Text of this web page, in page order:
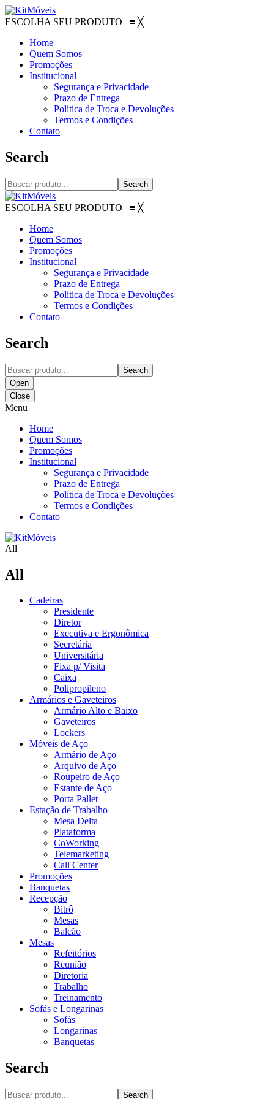
ESCOLHA SEU PRODUTO ≡ ╳
Home
Quem Somos
Promoções
Institucional
Segurança e Privacidade
Prazo de Entrega
Política de Troca e Devoluções
Termos e Condições
Contato
Search
Search
ESCOLHA SEU PRODUTO ≡ ╳
Home
Quem Somos
Promoções
Institucional
Segurança e Privacidade
Prazo de Entrega
Política de Troca e Devoluções
Termos e Condições
Contato
Search
Search
Open
Close
Menu
Home
Quem Somos
Promoções
Institucional
Segurança e Privacidade
Prazo de Entrega
Política de Troca e Devoluções
Termos e Condições
Contato
All
All
Cadeiras
Presidente
Diretor
Executiva e Ergonômica
Secretária
Universitária
Fixa p/ Visita
Caixa
Polipropileno
Armários e Gaveteiros
Armário Alto e Baixo
Gaveteiros
Lockers
Móveis de Aço
Armário de Aço
Arquivo de Aço
Roupeiro de Aço
Estante de Aço
Porta Pallet
Estação de Trabalho
Mesa Delta
Plataforma
CoWorking
Telemarketing
Call Center
Promoções
Banquetas
Recepção
Bitrô
Mesas
Balcão
Mesas
Refeitórios
Reunião
Diretoria
Trabalho
Treinamento
Sofás e Longarinas
Sofás
Longarinas
Banquetas
Search
Search